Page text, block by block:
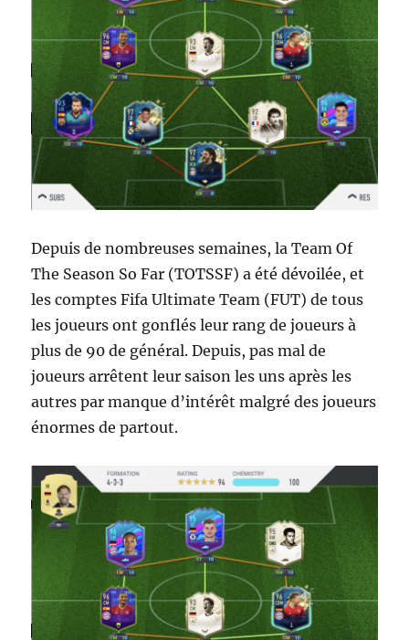
Depuis de nombreuses semaines, la Team Of
The Season So Far (TOTSSF) a été dévoilée, et
les comptes Fifa Ultimate Team (FUT) de tous
les joueurs ont gonflés leur rang de joueurs à
plus de 90 de général. Depuis, pas mal de
joueurs arrêtent leur saison les uns après les
autres par manque d’intérêt malgré des joueurs
énormes de partout.